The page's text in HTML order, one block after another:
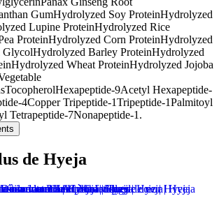
GumHydrolyzed Soy ProteinHydrolyzed
Lupine ProteinHydrolyzed Rice
ProteinHydrolyzed Corn ProteinHydrolyzed
GlycolHydrolyzed Barley ProteinHydrolyzed
Hydrolyzed Wheat ProteinHydrolyzed Jojoba
TocopherolHexapeptide-9Acetyl Hexapeptide-
4Copper Tripeptide-1Tripeptide-1Palmitoyl
Tetrapeptide-7Nonapeptide-1.
de Hyeja